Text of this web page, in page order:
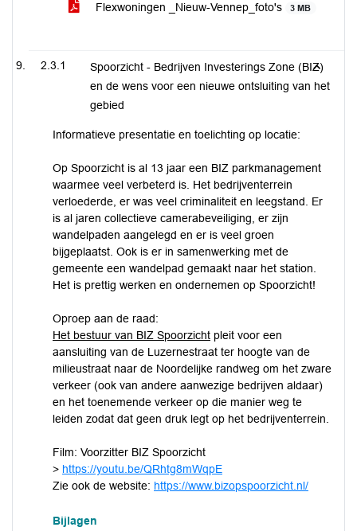
Flexwoningen _Nieuw-Vennep_foto's 3 MB
2.3.1
Spoorzicht - Bedrijven Investerings Zone (BIZ)
en de wens voor een nieuwe ontsluiting van het
gebied
Informatieve presentatie en toelichting op locatie:
Op Spoorzicht is al 13 jaar een BIZ parkmanagement
waarmee veel verbeterd is. Het bedrijventerrein
verloederde, er was veel criminaliteit en leegstand. Er
is al jaren collectieve camerabeveiliging, er zijn
wandelpaden aangelegd en er is veel groen
bijgeplaatst. Ook is er in samenwerking met de
gemeente een wandelpad gemaakt naar het station.
Het is prettig werken en ondernemen op Spoorzicht!
Oproep aan de raad:
Het bestuur van BIZ Spoorzicht pleit voor een
aansluiting van de Luzernestraat ter hoogte van de
milieustraat naar de Noordelijke randweg om het zware
verkeer (ook van andere aanwezige bedrijven aldaar)
en het toenemende verkeer op die manier weg te
leiden zodat dat geen druk legt op het bedrijventerrein.
Film: Voorzitter BIZ Spoorzicht
> https://youtu.be/QRhtg8mWqpE
Zie ook de website: https://www.bizopspoorzicht.nl/
Bijlagen